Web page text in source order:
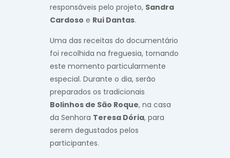
responsáveis pelo projeto, Sandra
Cardoso e Rui Dantas.
Uma das receitas do documentário
foi recolhida na freguesia, tornando
este momento particularmente
especial. Durante o dia, serão
preparados os tradicionais
Bolinhos de São Roque, na casa
da Senhora Teresa Dória, para
serem degustados pelos
participantes.